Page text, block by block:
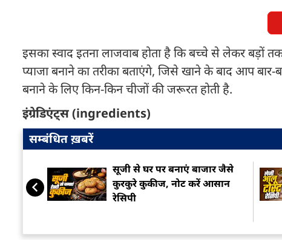
इसका स्वाद इतना लाजवाब होता है कि बच्चे से लेकर
प्याजा बनाने का तरीका बताएंगे, जिसे खाने के बाद आप
बनाने के लिए किन-किन चीजों की जरूरत होती है.
इंग्रेडिएंट्स (ingredients)
सम्बंधित ख़बरें
सूजी से घर पर बनाएं बाजार जैसे
कुरकुरे कुकीज, नोट करें आसान
रेसिपी